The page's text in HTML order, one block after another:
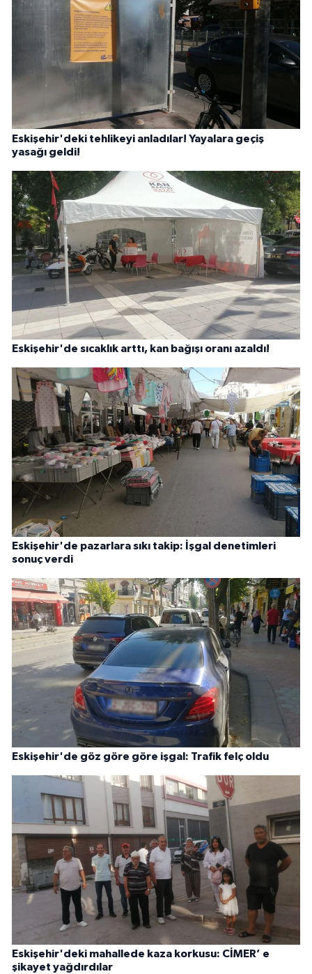
Eskişehir'deki tehlikeyi anladılar! Yayalara geçiş
yasağı geldi!
Eskişehir'de sıcaklık arttı, kan bağışı oranı azaldı!
Eskişehir'de pazarlara sıkı takip: İşgal denetimleri
sonuç verdi
Eskişehir'de göz göre göre işgal: Trafik felç oldu
Eskişehir'deki mahallede kaza korkusu: CİMER’ e
şikayet yağdırdılar